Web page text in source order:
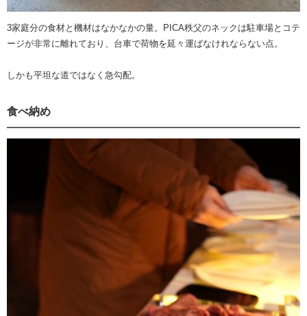
3家庭分の食材と機材はなかなかの量。PICA秩父のネックは駐車場とコテ
ージが非常に離れており、台車で荷物を延々運ばなけれならない点。
しかも平坦な道ではなく急勾配。
食べ納め